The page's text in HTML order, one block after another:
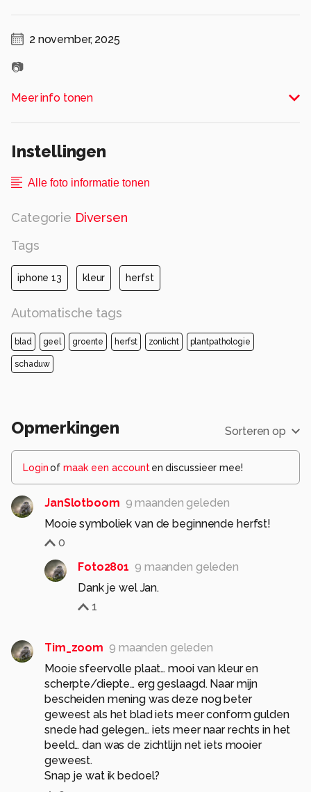
2 november, 2025
📷
Alle rechten voorbehouden
Meer info tonen
Instellingen
Alle foto informatie tonen
Categorie Diversen
Tags
iphone 13 kleur herfst
Automatische tags
blad geel groente herfst zonlicht plantpathologie
schaduw
Opmerkingen Sorteren op
Loginof maak een account en discussieer mee!
JanSlotboom 9 maanden geleden
Mooie symboliek van de beginnende herfst!
0
Foto2801 9 maanden geleden
Dank je wel Jan.
1
Tim_zoom 9 maanden geleden
Mooie sfeervolle plaat… mooi van kleur en
scherpte/diepte… erg geslaagd. Naar mijn
bescheiden mening was deze nog beter
geweest als het blad iets meer conform gulden
snede had gelegen… iets meer naar rechts in het
beeld… dan was de zichtlijn net iets mooier
geweest.
Snap je wat ik bedoel?